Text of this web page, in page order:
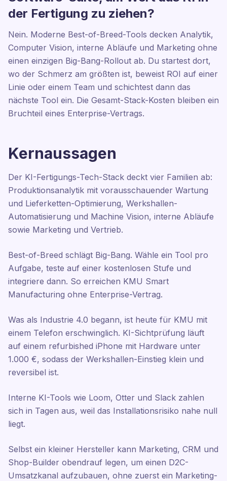
der Fertigung zu ziehen?
Nein. Moderne Best-of-Breed-Tools decken Analytik,
Computer Vision, interne Abläufe und Marketing ohne
einen einzigen Big-Bang-Rollout ab. Du startest dort,
wo der Schmerz am größten ist, beweist ROI auf einer
Linie oder einem Team und schichtest dann das
nächste Tool ein. Die Gesamt-Stack-Kosten bleiben ein
Bruchteil eines Enterprise-Vertrags.
Kernaussagen
Der KI-Fertigungs-Tech-Stack deckt vier Familien ab:
Produktionsanalytik mit vorausschauender Wartung
und Lieferketten-Optimierung, Werkshallen-
Automatisierung und Machine Vision, interne Abläufe
sowie Marketing und Vertrieb.
Best-of-Breed schlägt Big-Bang. Wähle ein Tool pro
Aufgabe, teste auf einer kostenlosen Stufe und
integriere dann. So erreichen KMU Smart
Manufacturing ohne Enterprise-Vertrag.
Was als Industrie 4.0 begann, ist heute für KMU mit
einem Telefon erschwinglich. KI-Sichtprüfung läuft
auf einem refurbished iPhone mit Hardware unter
1.000 €, sodass der Werkshallen-Einstieg klein und
reversibel ist.
Interne KI-Tools wie Loom, Otter und Slack zahlen
sich in Tagen aus, weil das Installationsrisiko nahe null
liegt.
Selbst ein kleiner Hersteller kann Marketing, CRM und
Shop-Builder obendrauf legen, um einen D2C-
Umsatzkanal aufzubauen, ohne zuerst ein Marketing-